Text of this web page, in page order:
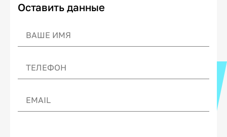
Оставить данные